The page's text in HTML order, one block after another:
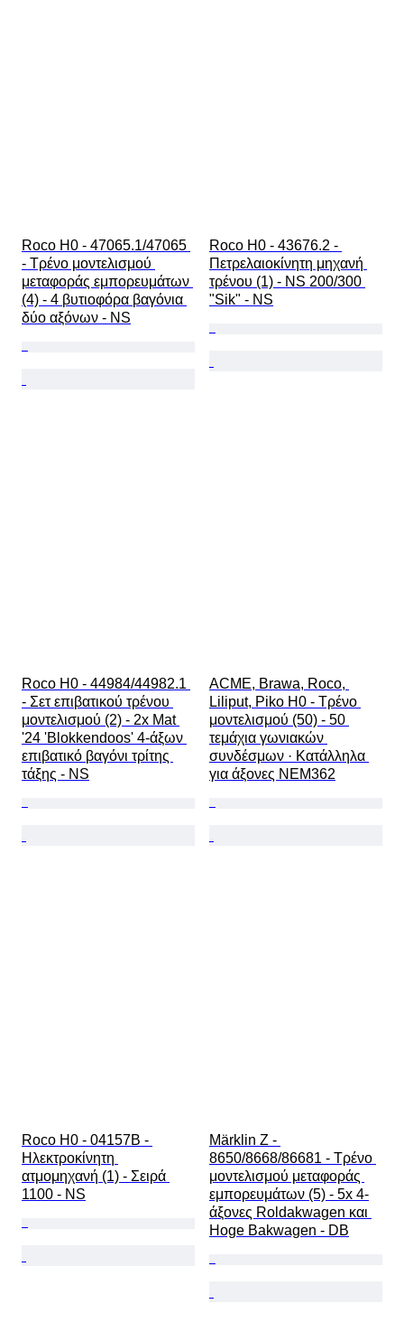
Roco H0 - 47065.1/47065
- Τρένο μοντελισμού
μεταφοράς εμπορευμάτων
(4) - 4 βυτιοφόρα βαγόνια
δύο αξόνων - NS
Roco H0 - 43676.2 -
Πετρελαιοκίνητη μηχανή
τρένου (1) - NS 200/300
"Sik" - NS
Roco H0 - 44984/44982.1
- Σετ επιβατικού τρένου
μοντελισμού (2) - 2x Mat
'24 'Blokkendoos' 4-άξων
επιβατικό βαγόνι τρίτης
τάξης - NS
ACME, Brawa, Roco,
Liliput, Piko H0 - Τρένο
μοντελισμού (50) - 50
τεμάχια γωνιακών
συνδέσμων · Κατάλληλα
για άξονες NEM362
Roco H0 - 04157B -
Ηλεκτροκίνητη
ατμομηχανή (1) - Σειρά
1100 - NS
Märklin Z -
8650/8668/86681 - Τρένο
μοντελισμού μεταφοράς
εμπορευμάτων (5) - 5x 4-
άξονες Roldakwagen και
Hoge Bakwagen - DB